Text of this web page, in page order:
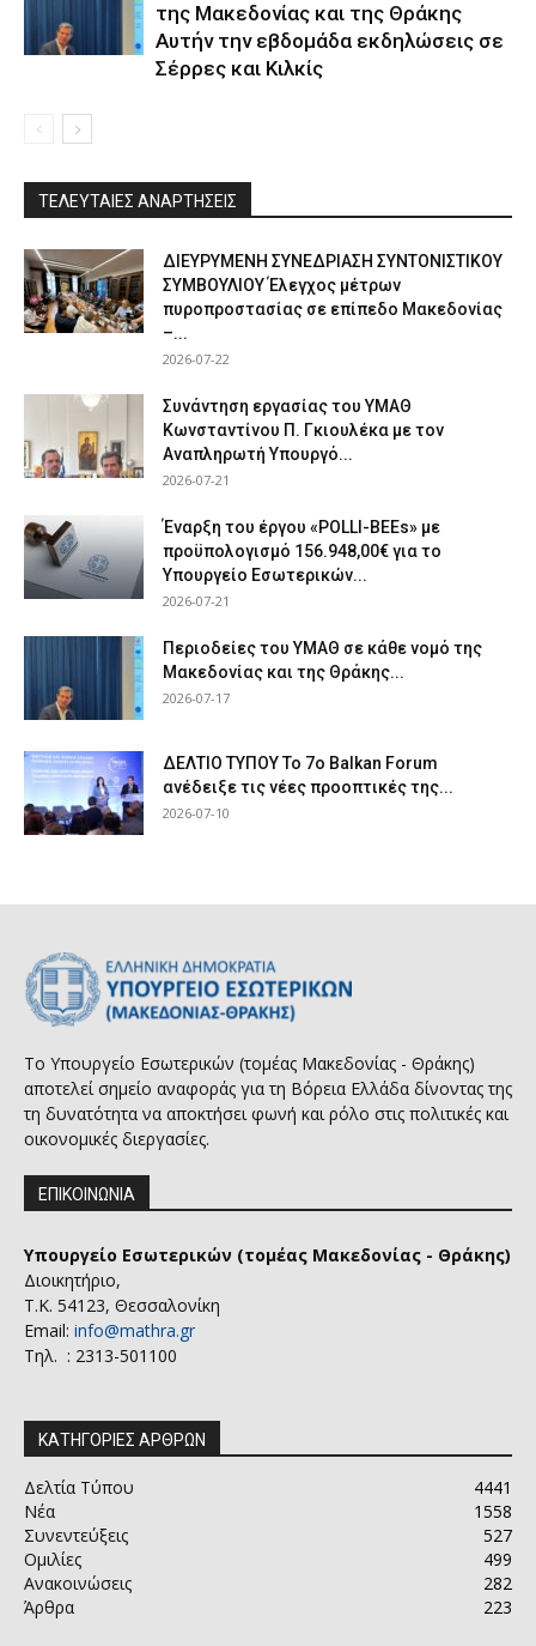
της Μακεδονίας και της Θράκης
Αυτήν την εβδομάδα εκδηλώσεις σε
Σέρρες και Κιλκίς
ΤΕΛΕΥΤΑΙΕΣ ΑΝΑΡΤΗΣΕΙΣ
ΔΙΕΥΡΥΜΕΝΗ ΣΥΝΕΔΡΙΑΣΗ ΣΥΝΤΟΝΙΣΤΙΚΟΥ
ΣΥΜΒΟΥΛΙΟΥ Έλεγχος μέτρων
πυροπροστασίας σε επίπεδο Μακεδονίας
–...
2026-07-22
Συνάντηση εργασίας του ΥΜΑΘ
Κωνσταντίνου Π. Γκιουλέκα με τον
Αναπληρωτή Υπουργό...
2026-07-21
Έναρξη του έργου «POLLI-BEEs» με
προϋπολογισμό 156.948,00€ για το
Υπουργείο Εσωτερικών...
2026-07-21
Περιοδείες του ΥΜΑΘ σε κάθε νομό της
Μακεδονίας και της Θράκης...
2026-07-17
ΔΕΛΤΙΟ ΤΥΠΟΥ Το 7ο Balkan Forum
ανέδειξε τις νέες προοπτικές της...
2026-07-10
Το Υπουργείο Εσωτερικών (τομέας Μακεδονίας - Θράκης)
αποτελεί σημείο αναφοράς για τη Βόρεια Ελλάδα δίνοντας της
τη δυνατότητα να αποκτήσει φωνή και ρόλο στις πολιτικές και
οικονομικές διεργασίες.
ΕΠΙΚΟΙΝΩΝΙΑ
Υπουργείο Εσωτερικών (τομέας Μακεδονίας - Θράκης)
Διοικητήριο,
Τ.Κ. 54123, Θεσσαλονίκη
Email: info@mathra.gr
Τηλ. : 2313-501100
ΚΑΤΗΓΟΡΙΕΣ ΑΡΘΡΩΝ
Δελτία Τύπου
4441
Νέα
1558
Συνεντεύξεις
527
Ομιλίες
499
Ανακοινώσεις
282
Άρθρα
223